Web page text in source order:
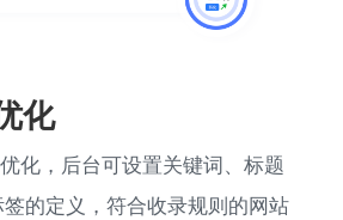
化
化，后台可设置关键词、标题
的定义，符合收录规则的网站